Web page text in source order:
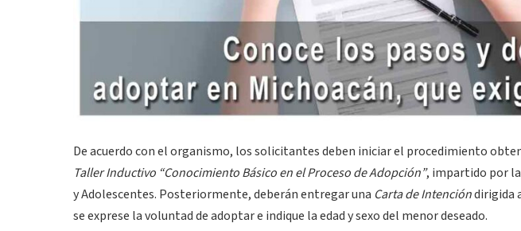
De acuerdo con el organismo, los solicitantes deben iniciar el procedimiento
Taller Inductivo “Conocimiento Básico en el Proceso de Adopción”, impartido por
y Adolescentes. Posteriormente, deberán entregar una Carta de Intencióndirigida
se exprese la voluntad de adoptar e indique la edad y sexo del menor deseado.